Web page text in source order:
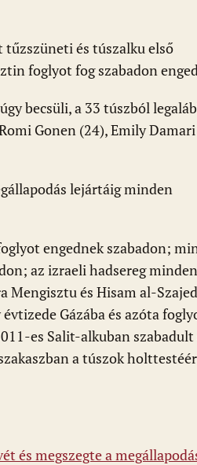
és túszalku első
foglyot fog szabadon
becsüli, a 33 túszból
Gonen (24), Emily
lejártáig minden
engednek szabadon;
az izraeli hadsereg
Mengisztu és Hisam al-Szajed
Gázába és azóta
es Salit-alkuban szabadult
a túszok
és megszegte a